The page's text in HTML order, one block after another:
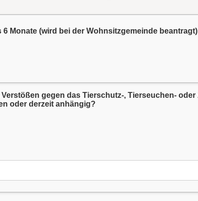
6 Monate (wird bei der Wohnsitzgemeinde beantragt)
Verordnungsgesetz durchgeführt worden oder derzeit anhängig?